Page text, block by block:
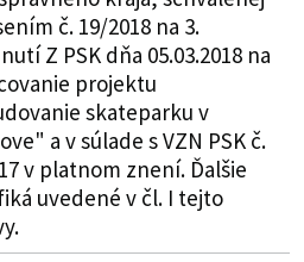
č. 19/2018 na 3.
Z PSK dňa 05.03.2018 na
projektu
skateparku v
a v súlade s VZN PSK č.
v platnom znení. Ďalšie
uvedené v čl. I tejto